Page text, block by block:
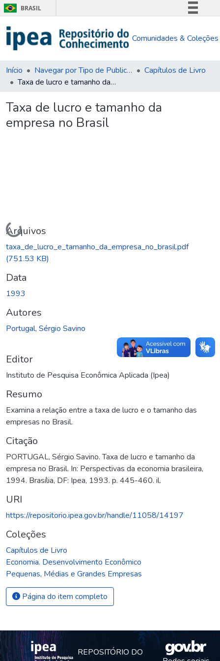
BRASIL
Comunica BR
Acesso à informação
Comunidades & Coleções
Início Navegar por Tipo de Publicação
Capítulos de Livro
Taxa de lucro e tamanho da empresa no Brasil
Taxa de lucro e tamanho da
empresa no Brasil
Carregando...
Arquivos
taxa_de_lucro_e_tamanho_da_empresa_no_brasil.pdf
(751.53 KB)
Data
1993
Autores
Portugal, Sérgio Savino
Editor
Instituto de Pesquisa Econômica Aplicada (Ipea)
Resumo
Examina a relação entre a taxa de lucro e o tamanho das
empresas no Brasil.
Citação
PORTUGAL, Sérgio Savino. Taxa de lucro e tamanho da
empresa no Brasil​. In: Perspectivas da economia brasileira,
1994. Brasília, DF: Ipea, 1993. p. 445-460. il.
URI
https://repositorio.ipea.gov.br/handle/11058/14197
Coleções
Capítulos de Livro
Economia. Desenvolvimento Econômico
Pequenas, Médias e Grandes Empresas
Página do item completo
REPOSITÓRIO DO